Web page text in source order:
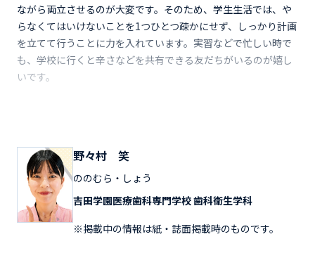
ながら両立させるのが大変です。そのため、学生生活では、や
らなくてはいけないことを1つひとつ疎かにせず、しっかり計画
を立てて行うことに力を入れています。実習などで忙しい時で
も、学校に行くと辛さなどを共有できる友だちがいるのが嬉し
いです。
野々村 笑
ののむら・しょう
吉田学園医療歯科専門学校 歯科衛生学科
※掲載中の情報は紙・誌面掲載時のものです。